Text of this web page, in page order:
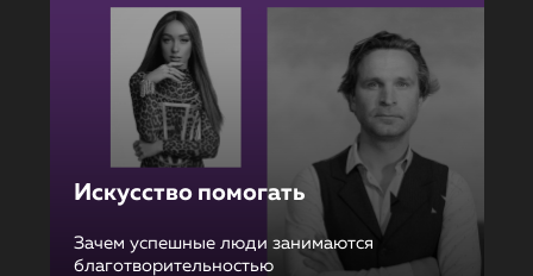
Искусство помогать
Зачем успешные люди занимаются
благотворительностью